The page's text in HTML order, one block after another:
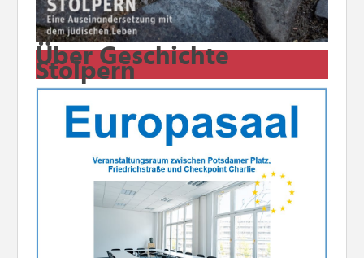
Über Geschichte
Stolpern